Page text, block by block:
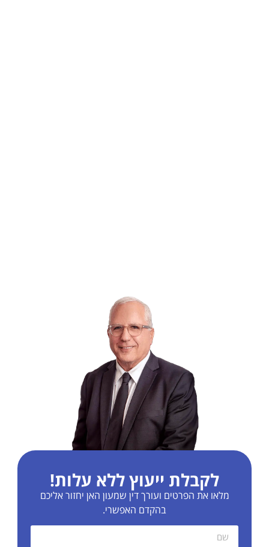
לקבלת ייעוץ ללא עלות!
מלאו את הפרטים ועורך דין שמעון האן יחזור אליכם
בהקדם האפשרי.